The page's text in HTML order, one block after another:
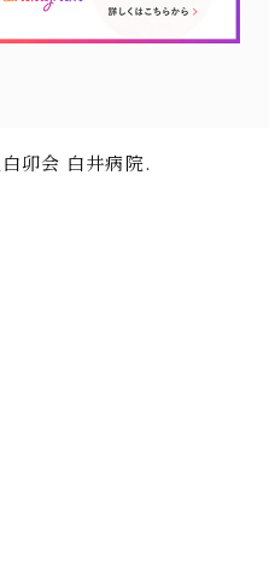
卯会 白井病院.